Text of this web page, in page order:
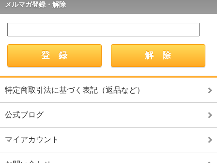
メルマガ登録・解除
特定商取引法に基づく表記（返品など）
公式ブログ
マイアカウント